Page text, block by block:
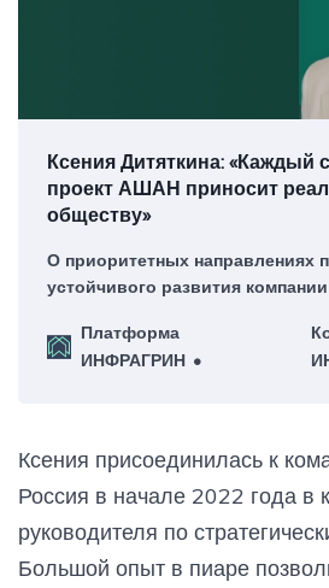
Ксения Дитяткина: «Каждый
проект АШАН приносит
обществу»
О приоритетных направлениях
устойчивого развития
Бик рассказывает Ксения
коммуникациям и социальной
Платформа
ИНФРАГРИН
Ксения присоединилась к
Россия в начале 2022 года в
руководителя по
Большой опыт в пиаре